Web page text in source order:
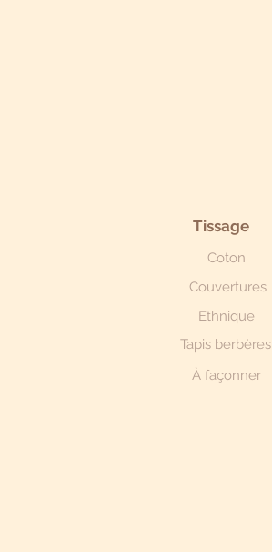
Tissage
Coton
Couvertures
Ethnique
Tapis berbères
À façonner